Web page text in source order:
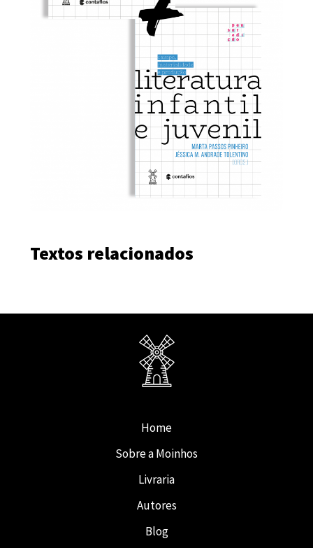
Textos relacionados
Home
Sobre a Moinhos
Livraria
Autores
Blog